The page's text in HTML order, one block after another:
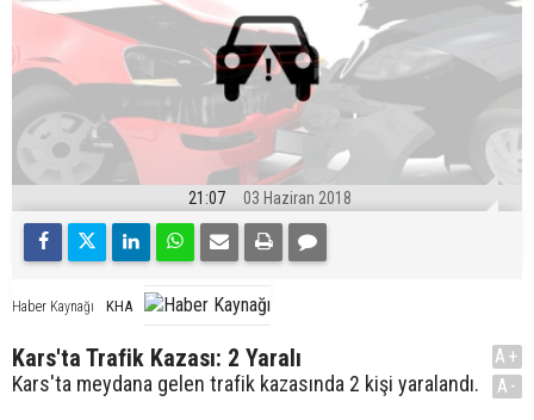
21:07 03 Haziran 2018
Haber Kaynağı KHA
Kars'ta Trafik Kazası: 2 Yaralı
Kars'ta meydana gelen trafik kazasında 2 kişi yaralandı.
A+
A-